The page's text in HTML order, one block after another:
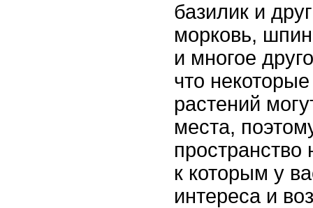
базилик и
морковь,
и многое
что
растений
места,
к которым у
интереса и